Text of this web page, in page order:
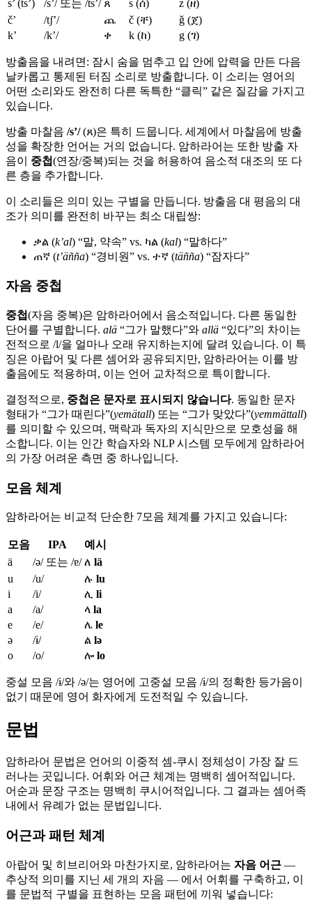
s’ (ts’) /sʼ/ 또는 /tsʼ/ ጸ s (ሰ)
z (ዘ)
č’
/tʃʼ/ ጨ č (ቸ)
ǧ (ጀ)
k’
/kʼ/ ቀ k (ከ) g (ገ)
방출음을 내려면: 잠시 숨을 멈추고 입 안에 압력을 만든 다음
날카롭고 통제된 터짐 소리로 방출합니다. 이 소리는 영어의
어떤 소리와도 완전히 다른 독특한 “클릭” 같은 질감을 가지고
있습니다.
방출 마찰음 /sʼ/(ጸ)은 특히 드뭅니다. 세계에서 마찰음에 방출
성을 확장한 언어는 거의 없습니다. 암하라어는 또한 방출 자
음이 중첩(연장/중복)되는 것을 허용하여 음소적 대조의 또 다
른 층을 추가합니다.
이 소리들은 의미 있는 구별을 만듭니다. 방출음 대 평음의 대
조가 의미를 완전히 바꾸는 최소 대립쌍:
ቃል (kʼal) “말, 약속” vs. ካል (kal) “말하다”
ጠኛ (tʼäñña) “경비원” vs. ተኛ (täñña) “잠자다”
자음 중첩
중첩(자음 중복)은 암하라어에서 음소적입니다. 다른 동일한
단어를 구별합니다. alä “그가 말했다”와 allä “있다”의 차이는
전적으로 /l/을 얼마나 오래 유지하는지에 달려 있습니다. 이 특
징은 아랍어 및 다른 셈어와 공유되지만, 암하라어는 이를 방
출음에도 적용하며, 이는 언어 교차적으로 특이합니다.
결정적으로, 중첩은 문자로 표시되지 않습니다. 동일한 문자
형태가 “그가 때린다”(yemätall) 또는 “그가 맞았다”(yemmättall)
를 의미할 수 있으며, 맥락과 독자의 지식만으로 모호성을 해
소합니다. 이는 인간 학습자와 NLP 시스템 모두에게 암하라어
의 가장 어려운 측면 중 하나입니다.
모음 체계
암하라어는 비교적 단순한 7모음 체계를 가지고 있습니다:
모음 IPA
예시
ä
/ə/ 또는 /ɐ/ ለ lä
u
/u/ ሉ lu
i
/i/ ሊ li
a
/a/ ላ la
e
/e/ ሌ le
ə
/ɨ/ ል lə
o
/o/ ሎlo
중설 모음 /ɨ/와 /ə/는 영어에 고중설 모음 /ɨ/의 정확한 등가음이
없기 때문에 영어 화자에게 도전적일 수 있습니다.
문법
암하라어 문법은 언어의 이중적 셈-쿠시 정체성이 가장 잘 드
러나는 곳입니다. 어휘와 어근 체계는 명백히 셈어적입니다.
어순과 문장 구조는 명백히 쿠시어적입니다. 그 결과는 셈어족
내에서 유례가 없는 문법입니다.
어근과 패턴 체계
아랍어 및 히브리어와 마찬가지로, 암하라어는 자음 어근 —
추상적 의미를 지닌 세 개의 자음 — 에서 어휘를 구축하고, 이
를 문법적 구별을 표현하는 모음 패턴에 끼워 넣습니다: